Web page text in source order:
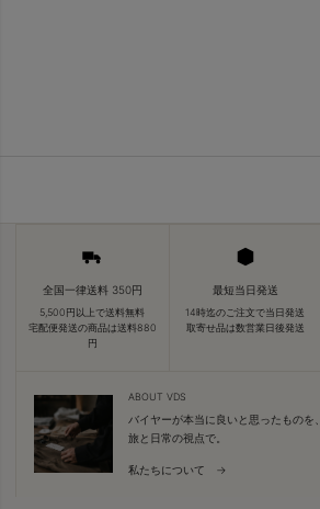
全国一律送料 350円
5,500円以上で送料無料
宅配便発送の商品は送料880
円
最短当日発送
14時迄のご注文で当日発送
取寄せ品は数営業日後発送
ABOUT VDS
バイヤーが本当に良いと思ったものを、
旅と日常の視点で。
私たちについて →